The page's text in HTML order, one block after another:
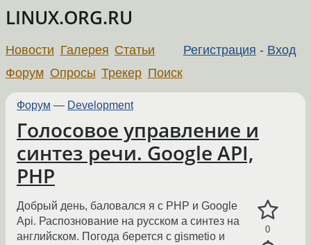
LINUX.ORG.RU
Регистрация - Вход
Новости Галерея Статьи
Форум Опросы Трекер Поиск
Форум — Development
Голосовое управление и
синтез речи. Google API,
PHP
0
Добрый день, баловался я с PHP и Google
Api. Распознование на русском а синтез на
английском. Погода берется с gismetio и